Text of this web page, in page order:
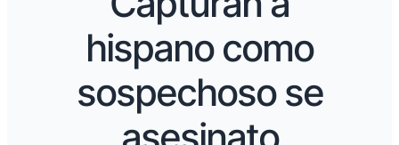
hispano como
sospechoso se